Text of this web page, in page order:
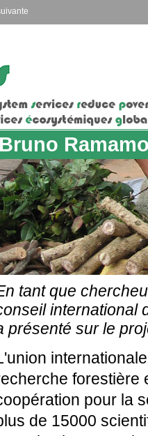
Bruno
tant que
international
présenté sur le
forestière
pour la
de 15000